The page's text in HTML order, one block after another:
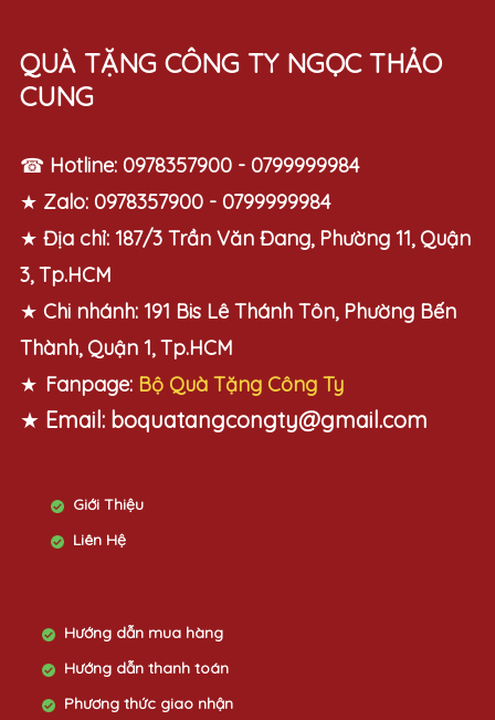
QUÀ TẶNG CÔNG TY NGỌC THẢO
CUNG
☎ Hotline: 0978357900 - 0799999984
★ Zalo: 0978357900 - 0799999984
★ Địa chỉ: 187/3 Trần Văn Đang, Phường 11, Quận
3, Tp.HCM
★ Chi nhánh: 191 Bis Lê Thánh Tôn, Phường Bến
Thành, Quận 1, Tp.HCM
★ Fanpage: Bộ Quà Tặng Công Ty
★ Email: boquatangcongty@gmail.com
Giới Thiệu
Liên Hệ
Hướng dẫn mua hàng
Hướng dẫn thanh toán
Phương thức giao nhận